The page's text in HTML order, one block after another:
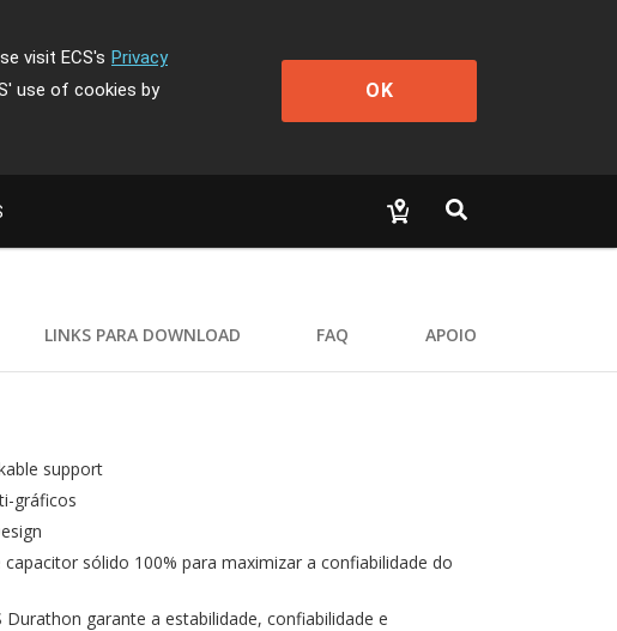
visit ECS's Privacy
use of cookies by
OK
LINKS PARA DOWNLOAD FAQ APOIO
support
gráficos
capacitor sólido 100% para maximizar a confiabilidade do
Durathon garante a estabilidade, confiabilidade e